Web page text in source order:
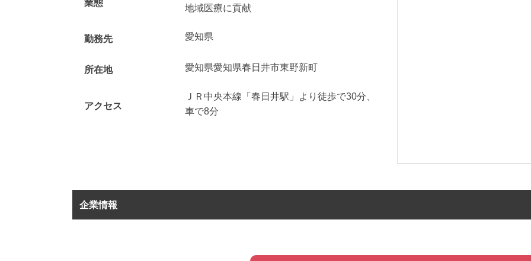
業態
地域医療に貢献
勤務先 愛知県
所在地 愛知県愛知県春日井市東野新町
アクセス
ＪＲ中央本線「春日井駅」より徒歩で30分、
車で8分
企業情報